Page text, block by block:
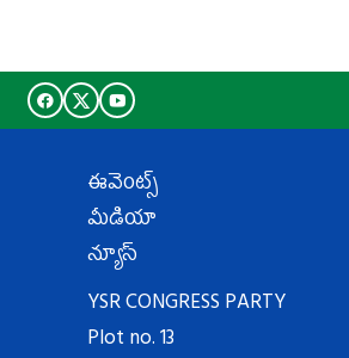
ఈవెంట్స్
మీడియా
న్యూస్
YSR CONGRESS PARTY
Plot no. 13